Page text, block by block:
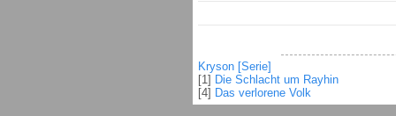
Kryson [Serie]
[1] Die Schlacht um Rayhin
[4] Das verlorene Volk